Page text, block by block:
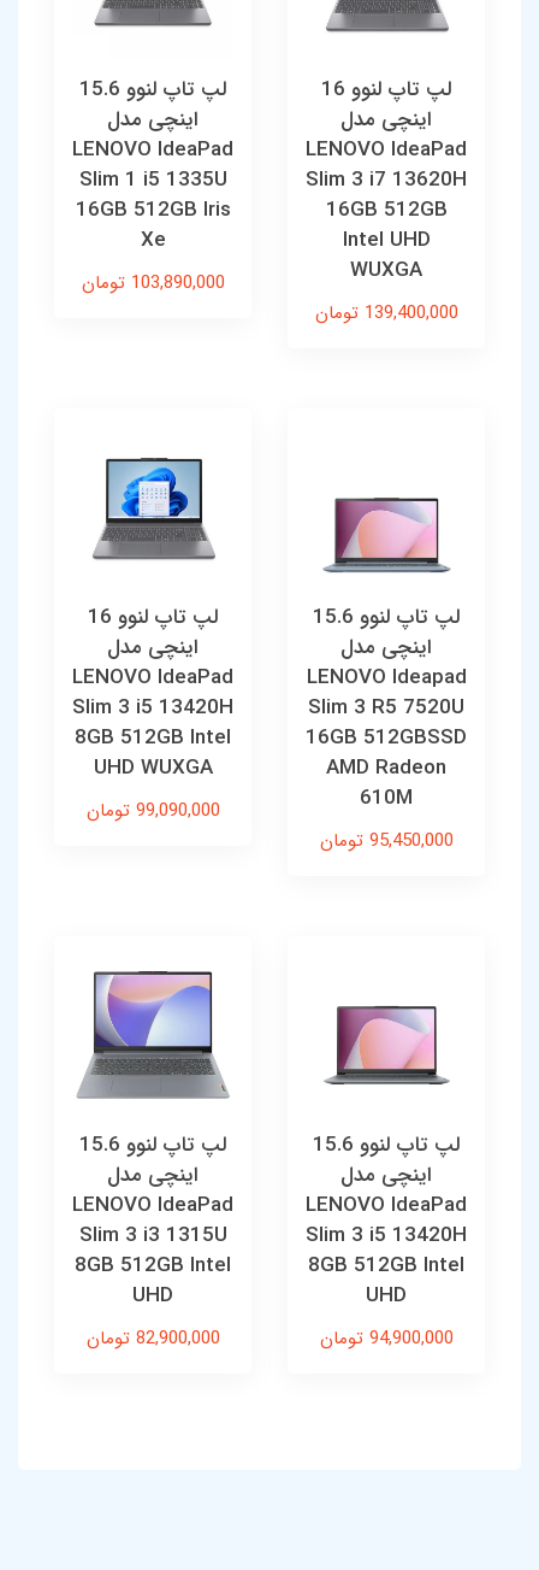
لپ تاپ لنوو 16
اینچی مدل
LENOVO IdeaPad
Slim 3 i7 13620H
16GB 512GB
Intel UHD
WUXGA
139,400,000 تومان
لپ تاپ لنوو 15.6
اینچی مدل
LENOVO IdeaPad
Slim 1 i5 1335U
16GB 512GB Iris
Xe
103,890,000 تومان
لپ تاپ لنوو 15.6
اینچی مدل
LENOVO Ideapad
Slim 3 R5 7520U
16GB 512GBSSD
AMD Radeon
610M
95,450,000 تومان
لپ تاپ لنوو 16
اینچی مدل
LENOVO IdeaPad
Slim 3 i5 13420H
8GB 512GB Intel
UHD WUXGA
99,090,000 تومان
لپ تاپ لنوو 15.6
اینچی مدل
LENOVO IdeaPad
Slim 3 i5 13420H
8GB 512GB Intel
UHD
94,900,000 تومان
لپ تاپ لنوو 15.6
اینچی مدل
LENOVO IdeaPad
Slim 3 i3 1315U
8GB 512GB Intel
UHD
82,900,000 تومان